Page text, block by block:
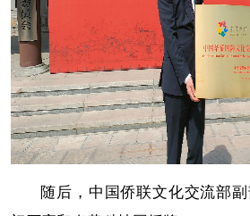
随后，中国侨联文化交流部